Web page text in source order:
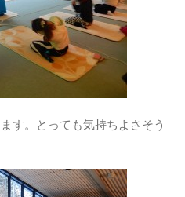
す。とっても気持ちよさそう